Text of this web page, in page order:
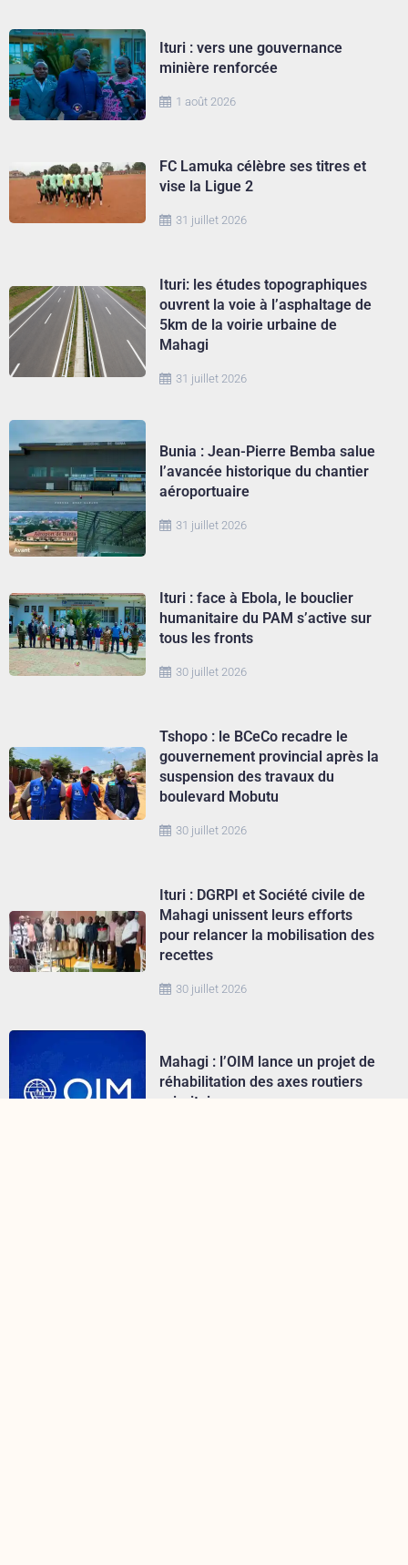
1 août 2026
Ituri : vers une gouvernance
minière renforcée
31 juillet 2026
FC Lamuka célèbre ses titres et
vise la Ligue 2
31 juillet 2026
Ituri: les études topographiques
ouvrent la voie à l’asphaltage de
5km de la voirie urbaine de
Mahagi
31 juillet 2026
Bunia : Jean-Pierre Bemba salue
l’avancée historique du chantier
aéroportuaire
30 juillet 2026
Ituri : face à Ebola, le bouclier
humanitaire du PAM s’active sur
tous les fronts
30 juillet 2026
Tshopo : le BCeCo recadre le
gouvernement provincial après la
suspension des travaux du
boulevard Mobutu
30 juillet 2026
Ituri : DGRPI et Société civile de
Mahagi unissent leurs efforts
pour relancer la mobilisation des
recettes
Mahagi : l’OIM lance un projet de
réhabilitation des axes routiers
prioritaires